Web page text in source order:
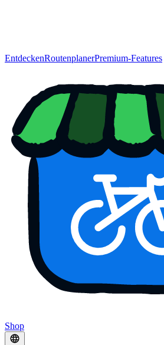
EntdeckenRoutenplanerPremium-Features
Shop